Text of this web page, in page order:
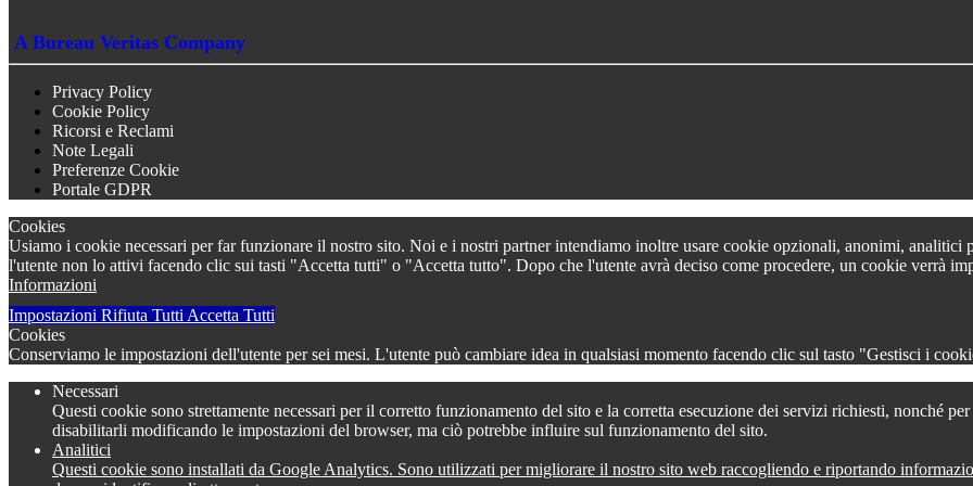
A Bureau Veritas Company
Privacy Policy
Cookie Policy
Ricorsi e Reclami
Note Legali
Preferenze Cookie
Portale GDPR
Cookies
Usiamo i cookie necessari per far funzionare il nostro sito. Noi e i nostri partner intendiamo inoltre usare cookie opzionali, anonimi, analitici
l'utente non lo attivi facendo clic sui tasti "Accetta tutti" o "Accetta tutto". Dopo che l'utente avrà deciso come procedere, un cookie verrà
Informazioni
Impostazioni Rifiuta Tutti Accetta Tutti
Cookies
Conserviamo le impostazioni dell'utente per sei mesi. L'utente può cambiare idea in qualsiasi momento facendo clic sul tasto "Gestisci i
Necessari
Questi cookie sono strettamente necessari per il corretto funzionamento del sito e la corretta esecuzione dei servizi richiesti, nonché
disabilitarli modificando le impostazioni del browser, ma ciò potrebbe influire sul funzionamento del sito.
Analitici
Questi cookie sono installati da Google Analytics. Sono utilizzati per migliorare il nostro sito web raccogliendo e riportando